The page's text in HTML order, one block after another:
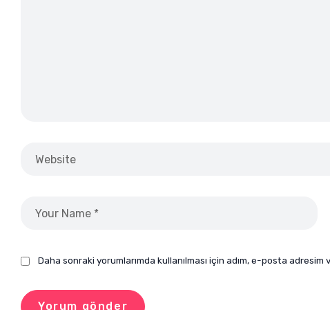
Daha sonraki yorumlarımda kullanılması için adım, e-posta